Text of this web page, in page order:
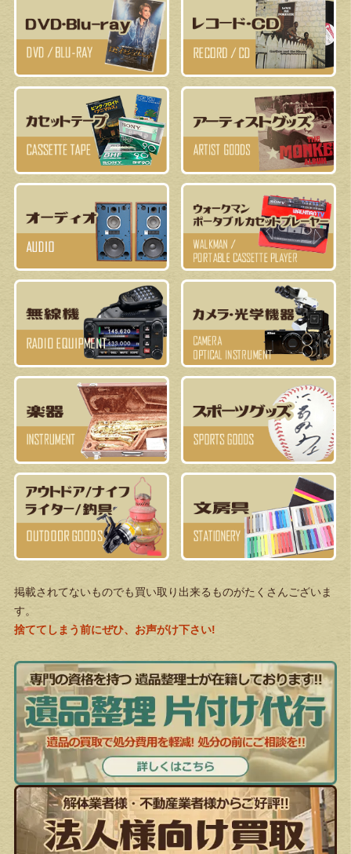
掲載されてないものでも買い取り出来るものがたくさんございま
す。
捨ててしまう前にぜひ、お声がけ下さい!